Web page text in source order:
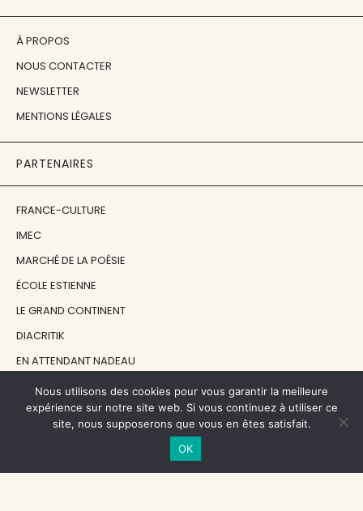
À PROPOS
NOUS CONTACTER
NEWSLETTER
MENTIONS LÉGALES
PARTENAIRES
FRANCE-CULTURE
IMEC
MARCHÉ DE LA POÉSIE
ÉCOLE ESTIENNE
LE GRAND CONTINENT
DIACRITIK
EN ATTENDANT NADEAU
NOS SOUTIENS
Nous utilisons des cookies pour vous garantir la meilleure
expérience sur notre site web. Si vous continuez à utiliser ce
site, nous supposerons que vous en êtes satisfait.
OK